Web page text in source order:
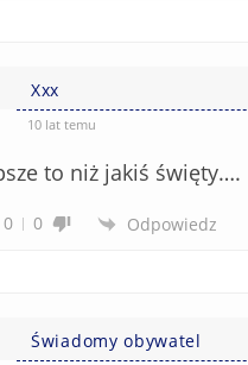
Xxx
10 lat temu
to niż jakiś święty….
0 0 Odpowiedz
Świadomy obywatel